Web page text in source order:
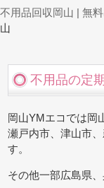
不用品回収岡山 | 無
山
不用品の定
岡山YMエコでは岡
瀬戸内市、津山市
す。
その他一部広島県